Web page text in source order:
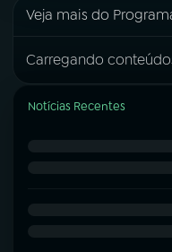
Veja mais do
Carregando
Notícias Recentes